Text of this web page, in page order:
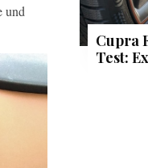
und
Cupra
Test: